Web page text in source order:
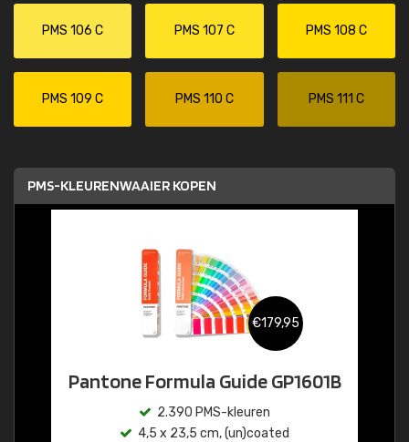
PMS 106 C PMS 107 C PMS 108 C
PMS 109 C PMS 110 C PMS 111 C
PMS-KLEURENWAAIER KOPEN
€179,95
Pantone Formula Guide GP1601B
2.390 PMS-kleuren
4,5 x 23,5 cm, (un)coated